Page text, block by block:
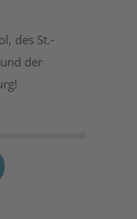
des St.-
der